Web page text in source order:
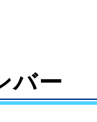
バー